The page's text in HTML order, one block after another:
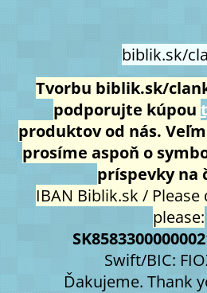
biblik.sk/
Tvorbu biblik.sk/
podporujte kúpou
produktov od nás.
prosíme aspoň o
príspevky na
IBAN Biblik.sk /
please:
Swift/BIC:
Ďakujeme. Thank